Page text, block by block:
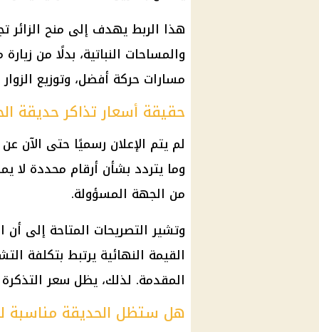
هذا الربط يهدف إلى منح الزائر
والمساحات النباتية، بدلًا من
مسارات حركة أفضل، وتوزيع
حقيقة أسعار تذاكر حديقة
لم يتم الإعلان رسميًا حتى الآن
وما يتردد بشأن أرقام محددة لا
من الجهة المسؤولة.
وتشير التصريحات المتاحة إلى أن
القيمة النهائية يرتبط بتكلفة
المقدمة. لذلك، يظل سعر التذكرة
هل ستظل الحديقة مناسبة